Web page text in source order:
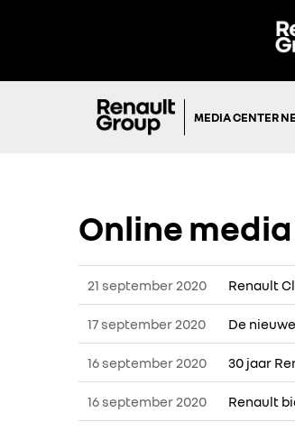
MEDIA CENTER
Online media
21 september 2020 Renault
17 september 2020 De
16 september 2020 30 jaar
16 september 2020 Renault